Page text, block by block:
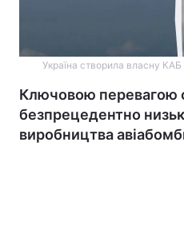
Україна створила власну
Ключовою перевагою
безпрецедентно
виробництва